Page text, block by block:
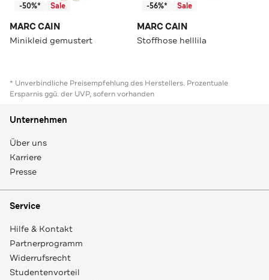
-50%* Sale
MARC CAIN
Minikleid gemustert
-56%* Sale
MARC CAIN
Stoffhose helllila
* Unverbindliche Preisempfehlung des Herstellers. Prozentuale
Ersparnis ggü. der UVP, sofern vorhanden
Unternehmen
Über uns
Karriere
Presse
Service
Hilfe & Kontakt
Partnerprogramm
Widerrufsrecht
Studentenvorteil